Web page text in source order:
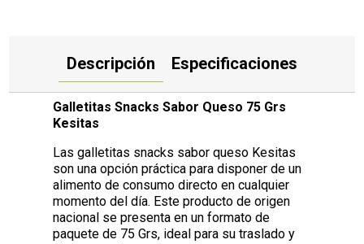
Descripción Especificaciones
Galletitas Snacks Sabor Queso 75 Grs
Kesitas
Las galletitas snacks sabor queso Kesitas
son una opción práctica para disponer de un
alimento de consumo directo en cualquier
momento del día. Este producto de origen
nacional se presenta en un formato de
paquete de 75 Grs, ideal para su traslado y